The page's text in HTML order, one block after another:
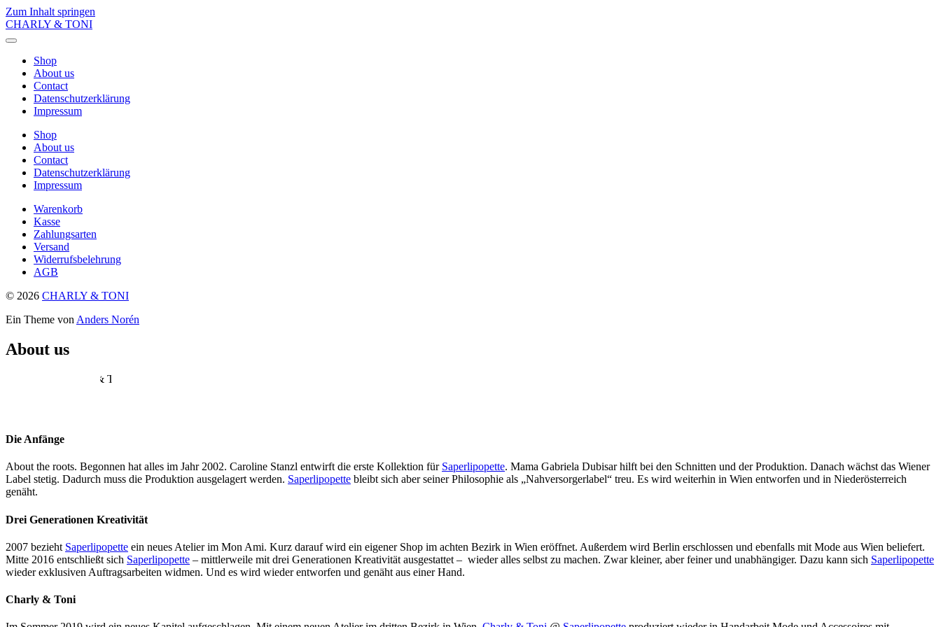
Zum Inhalt springen
CHARLY & TONI
Menü
umschalten
Shop
About us
Contact
Datenschutzerklärung
Impressum
Shop
About us
Contact
Datenschutzerklärung
Impressum
Warenkorb
Kasse
Zahlungsarten
Versand
Widerrufsbelehrung
AGB
© 2026 CHARLY & TONI
Ein Theme von Anders Norén
About us
Die Anfänge
About the roots. Begonnen hat alles im Jahr 2002. Caroline Stanzl entwirft die erste Kollektion für Saperlipopette. Mama Gabriela Dubisar hilft bei den Schnitten und der Produktion. Danach wächst das Wiener
Label stetig. Dadurch muss die Produktion ausgelagert werden. Saperlipopette bleibt sich aber seiner Philosophie als „Nahversorgerlabel“ treu. Es wird weiterhin in Wien entworfen und in Niederösterreich
genäht.
Drei Generationen Kreativität
2007 bezieht Saperlipopette ein neues Atelier im Mon Ami. Kurz darauf wird ein eigener Shop im achten Bezirk in Wien eröffnet. Außerdem wird Berlin erschlossen und ebenfalls mit Mode aus Wien beliefert.
Mitte 2016 entschließt sich Saperlipopette – mittlerweile mit drei Generationen Kreativität ausgestattet – wieder alles selbst zu machen. Zwar kleiner, aber feiner und unabhängiger. Dazu kann sich Saperlipopette
wieder exklusiven Auftragsarbeiten widmen. Und es wird wieder entworfen und genäht aus einer Hand.
Charly & Toni